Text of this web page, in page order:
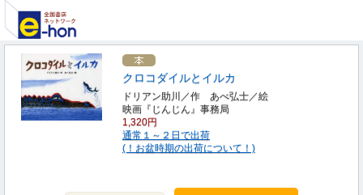
クロコダイルとイルカ
ドリアン助川／作 あべ弘士／絵
映画『じんじん』事務局
1,320円
通常１～２日で出荷
(！お盆時期の出荷について！)